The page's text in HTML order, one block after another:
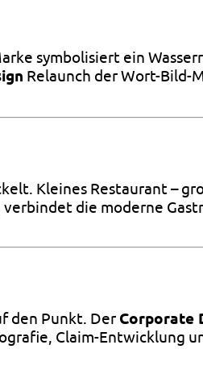
symbolisiert ein
Relaunch der Wort-Bild-
Kleines Restaurant –
verbindet die moderne
den Punkt. Der Corporate
Claim-Entwicklung